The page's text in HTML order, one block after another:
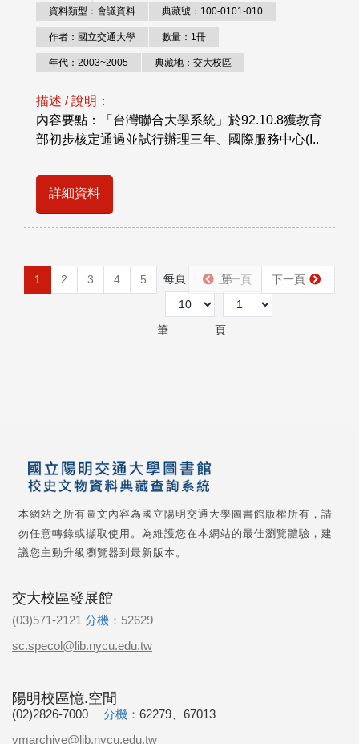
資料類型：會議資料 典藏號：100-0101-010
作者：國立交通大學 數量：1冊
年代：2003~2005 典藏地：交大校區
描述 / 說明：
內容要點：「台灣聯合大學系統」於92.10.8獲教育
部初步核定通過並試行辦理三年、國際服務中心(I..
詳細資料
1 2 3 4 5 每頁
筆
第
頁
上一頁 下一頁
本網站之所有圖文內容為國立陽明交通大學圖書館版權所有，請
勿任意轉錄或擷取使用。為維護您在本網站的最佳瀏覽體驗，建
議您主動升級瀏覽器到最新版本。
交大校區發展館
(03)571-2121 分機： 52629
sc.specol@lib.nycu.edu.tw
陽明校區憶.空間
(02)2826-7000 分機： 62279、67013
ymarchive@lib.nycu.edu.tw